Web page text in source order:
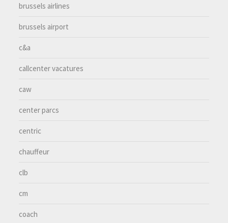
brussels airlines
brussels airport
c&a
callcenter vacatures
caw
center parcs
centric
chauffeur
clb
cm
coach